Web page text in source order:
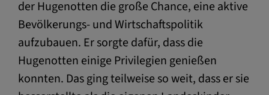
der Hugenotten die große Chance, eine aktive
Bevölkerungs- und Wirtschaftspolitik
aufzubauen. Er sorgte dafür, dass die
Hugenotten einige Privilegien genießen
konnten. Das ging teilweise so weit, dass er sie